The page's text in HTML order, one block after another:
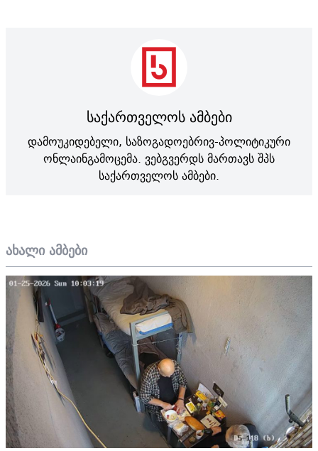
ახალი ამბები
საქართველოს ამბები
დამოუკიდებელი, საზოგადოებრივ-პოლიტიკური
ონლაინგამოცემა. ვებგვერდს მართავს შპს
საქართველოს ამბები.